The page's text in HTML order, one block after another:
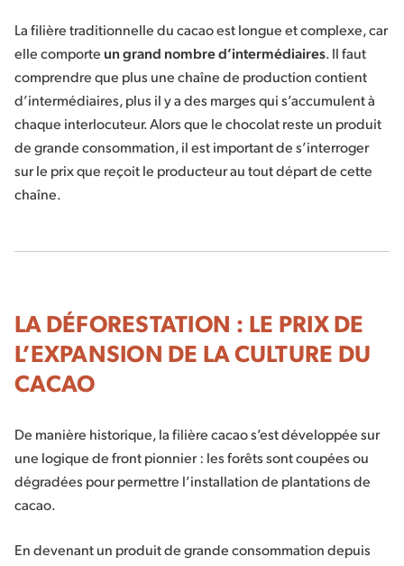
La filière traditionnelle du cacao est longue et complexe, car
elle comporte un grand nombre d’intermédiaires. Il faut
comprendre que plus une chaîne de production contient
d’intermédiaires, plus il y a des marges qui s’accumulent à
chaque interlocuteur. Alors que le chocolat reste un produit
de grande consommation, il est important de s’interroger
sur le prix que reçoit le producteur au tout départ de cette
chaîne.
LA DÉFORESTATION : LE PRIX DE
L’EXPANSION DE LA CULTURE DU
CACAO
De manière historique, la filière cacao s’est développée sur
une logique de front pionnier : les forêts sont coupées ou
dégradées pour permettre l’installation de plantations de
cacao.
En devenant un produit de grande consommation depuis